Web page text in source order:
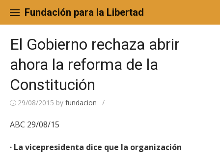
content
Fundación para la Libertad
El Gobierno rechaza abrir
ahora la reforma de la
Constitución
29/08/2015 by fundacion /
ABC 29/08/15
· La vicepresidenta dice que la organización